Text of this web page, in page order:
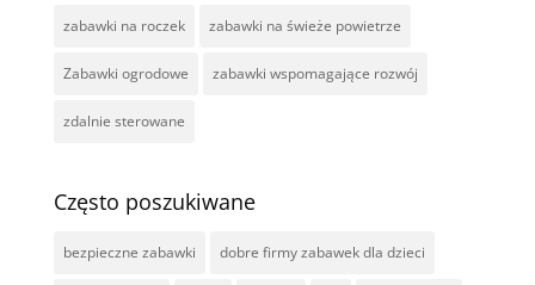
zabawki na roczek zabawki na świeże powietrze
Zabawki ogrodowe zabawki wspomagające rozwój
zdalnie sterowane
Często poszukiwane
bezpieczne zabawki dobre firmy zabawek dla dzieci